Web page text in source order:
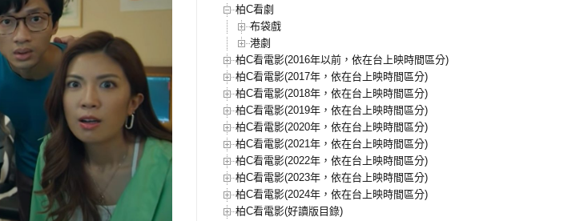
柏C看劇
布袋戲
港劇
柏C看電影(2016年以前，依在台上映時間區分)
柏C看電影(2017年，依在台上映時間區分)
柏C看電影(2018年，依在台上映時間區分)
柏C看電影(2019年，依在台上映時間區分)
柏C看電影(2020年，依在台上映時間區分)
柏C看電影(2021年，依在台上映時間區分)
柏C看電影(2022年，依在台上映時間區分)
柏C看電影(2023年，依在台上映時間區分)
柏C看電影(2024年，依在台上映時間區分)
柏C看電影(好讀版目錄)